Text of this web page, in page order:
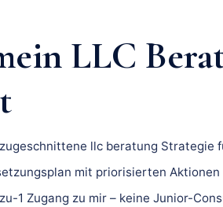
LLC
llc beratung Strategie
mit priorisierten
1 Zugang zu mir – keine Junior-